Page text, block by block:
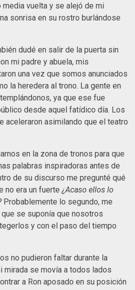
vuelta y se alejó de mi
sonrisa en su rostro burlándose
dudé en salir de la puerta sin
mi padre y abuela, mis
una vez que somos anunciados
la heredera al trono. La gente en
ya que ese fue
desde aquel fatídico día. Los
aceleraron asimilando que el teatro
en la zona de tronos para que
palabras inspiradoras antes de
de su discurso me pregunté qué
no era un fuerte ¿Acaso ellos lo
Probablemente lo segundo, me
se suponía que nosotros
y con el paso del tiempo
no pudieron faltar durante la
mirada se movía a todos lados
a Ron aposado en su posición